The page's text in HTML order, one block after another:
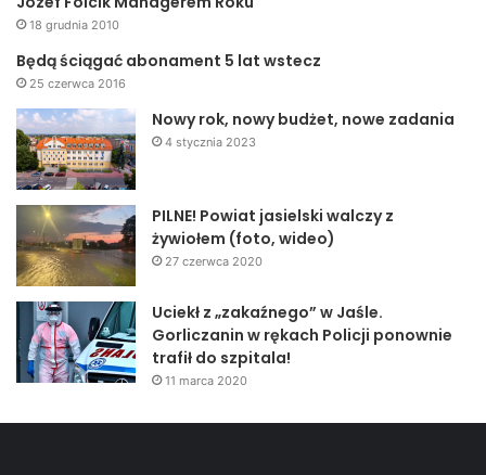
W odpowiedzi powstały jam mery nowej generacji. Policja
pracuje więc nad udoskonaleniem radarów.
Radarowa wojna technologiczna trwa. Kto ją wygra?
Krzysztof Rokosz
Super Nowości
18 grudnia 2010
Będą ściągać abonament 5 lat wstecz
25 czerwca 2016
Nowy rok, nowy budżet, nowe zadania
4 stycznia 2023
PILNE! Powiat jasielski walczy z
żywiołem (foto, wideo)
27 czerwca 2020
Uciekł z „zakaźnego” w Jaśle.
Gorliczanin w rękach Policji ponownie
trafił do szpitala!
11 marca 2020